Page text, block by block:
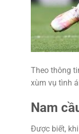
Theo thông
xùm vụ tình
Nam
Được biết,